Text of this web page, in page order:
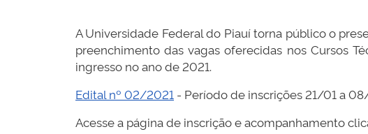
A Universidade Federal do Piauí torna público o
preenchimento das vagas oferecidas nos Cursos
ingresso no ano de 2021.
Edital nº 02/2021 - Período de inscrições 21/01 a
Acesse a página de inscrição e acompanhamento